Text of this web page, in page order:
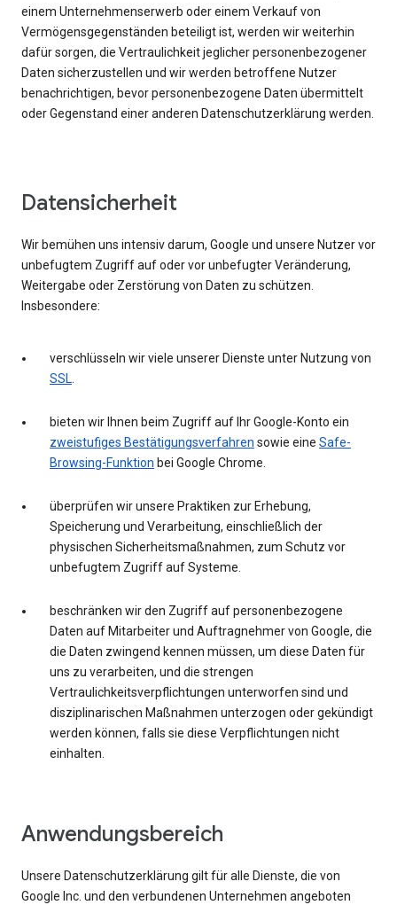
einem Unternehmenserwerb oder einem Verkauf von
Vermögensgegenständen beteiligt ist, werden wir weiterhin
dafür sorgen, die Vertraulichkeit jeglicher personenbezogener
Daten sicherzustellen und wir werden betroffene Nutzer
benachrichtigen, bevor personenbezogene Daten übermittelt
oder Gegenstand einer anderen Datenschutzerklärung werden.
Datensicherheit
Wir bemühen uns intensiv darum, Google und unsere Nutzer vor
unbefugtem Zugriff auf oder vor unbefugter Veränderung,
Weitergabe oder Zerstörung von Daten zu schützen.
Insbesondere:
verschlüsseln wir viele unserer Dienste unter Nutzung von
SSL.
bieten wir Ihnen beim Zugriff auf Ihr Google-Konto ein
zweistufiges Bestätigungsverfahren sowie eine Safe-
Browsing-Funktion bei Google Chrome.
überprüfen wir unsere Praktiken zur Erhebung,
Speicherung und Verarbeitung, einschließlich der
physischen Sicherheitsmaßnahmen, zum Schutz vor
unbefugtem Zugriff auf Systeme.
beschränken wir den Zugriff auf personenbezogene
Daten auf Mitarbeiter und Auftragnehmer von Google, die
die Daten zwingend kennen müssen, um diese Daten für
uns zu verarbeiten, und die strengen
Vertraulichkeitsverpflichtungen unterworfen sind und
disziplinarischen Maßnahmen unterzogen oder gekündigt
werden können, falls sie diese Verpflichtungen nicht
einhalten.
Anwendungsbereich
Unsere Datenschutzerklärung gilt für alle Dienste, die von
Google Inc. und den verbundenen Unternehmen angeboten